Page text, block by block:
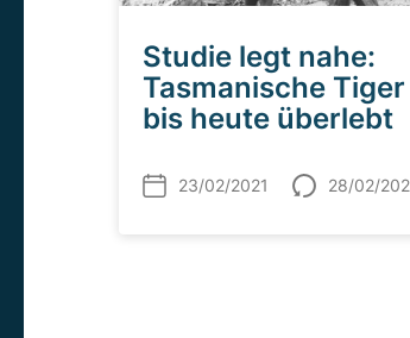
Studie legt nahe:
Tasmanische
bis heute überlebt
23/02/2021 28/02/